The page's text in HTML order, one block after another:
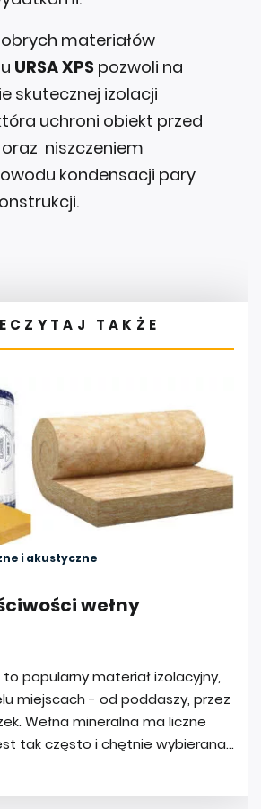
materiałów
URSA XPS pozwoli na
skutecznej izolacji
uchroni obiekt przed
niszczeniem
kondensacji pary